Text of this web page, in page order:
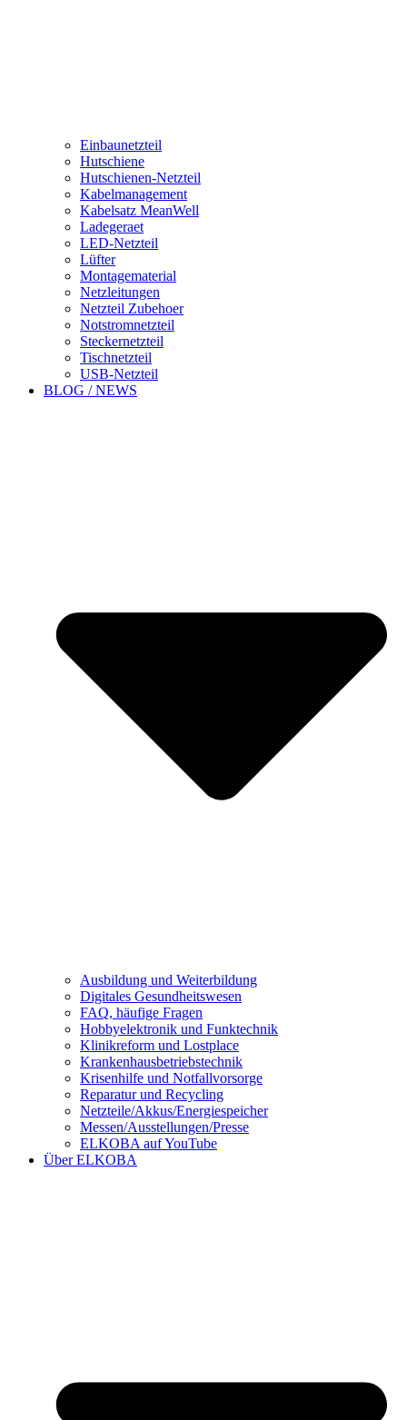
Einbaunetzteil
Hutschiene
Hutschienen-Netzteil
Kabelmanagement
Kabelsatz MeanWell
Ladegeraet
LED-Netzteil
Lüfter
Montagematerial
Netzleitungen
Netzteil Zubehoer
Notstromnetzteil
Steckernetzteil
Tischnetzteil
USB-Netzteil
BLOG / NEWS
Ausbildung und Weiterbildung
Digitales Gesundheitswesen
FAQ, häufige Fragen
Hobbyelektronik und Funktechnik
Klinikreform und Lostplace
Krankenhausbetriebstechnik
Krisenhilfe und Notfallvorsorge
Reparatur und Recycling
Netzteile/Akkus/Energiespeicher
Messen/Ausstellungen/Presse
ELKOBA auf YouTube
Über ELKOBA